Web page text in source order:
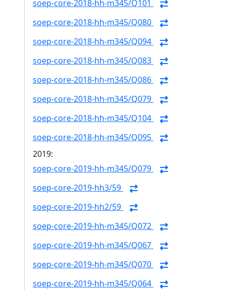
soep-core-2018-hh-m345/Q101
soep-core-2018-hh-m345/Q080
soep-core-2018-hh-m345/Q094
soep-core-2018-hh-m345/Q083
soep-core-2018-hh-m345/Q086
soep-core-2018-hh-m345/Q079
soep-core-2018-hh-m345/Q104
soep-core-2018-hh-m345/Q095
2019:
soep-core-2019-hh-m345/Q079
soep-core-2019-hh3/59
soep-core-2019-hh2/59
soep-core-2019-hh-m345/Q072
soep-core-2019-hh-m345/Q067
soep-core-2019-hh-m345/Q070
soep-core-2019-hh-m345/Q064